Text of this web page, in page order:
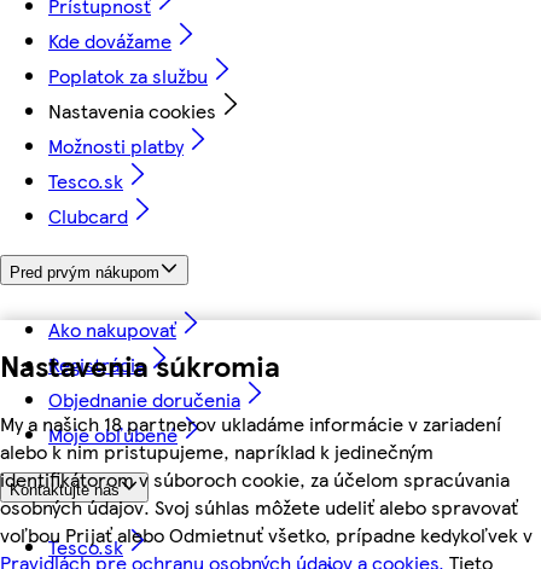
Nastavenia súkromia
My a našich 18 partnerov ukladáme informácie v zariadení
alebo k nim pristupujeme, napríklad k jedinečným
identifikátorom v súboroch cookie, za účelom spracúvania
osobných údajov. Svoj súhlas môžete udeliť alebo spravovať
voľbou Prijať alebo Odmietnuť všetko, prípadne kedykoľvek v
Pravidlách pre ochranu osobných údajov a cookies. Tieto
Kde dovážame
Poplatok za službu
Nastavenia cookies
Možnosti platby
Tesco.sk
Clubcard
Pred prvým nákupom
Ako nakupovať
Registrácia
Objednanie doručenia
Moje obľúbené
Kontaktujte nás
Tesco.sk